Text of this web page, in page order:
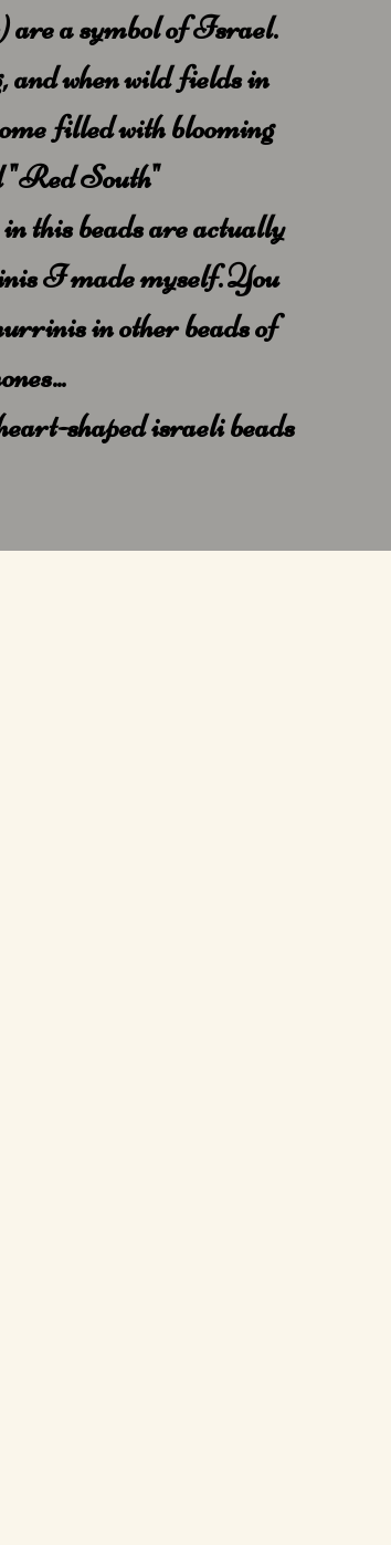
are a symbol of Israel.
when wild fields in
filled with blooming
"Red South"
this beads are actually
I made myself. You
in other beads of
shaped israeli beads